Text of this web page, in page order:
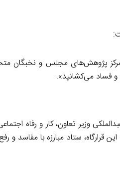
مرکز پژوهش‌های مجلس و
فساد می‌کشانید».
قرارگاه، ستاد مبارزه با مفاسد و